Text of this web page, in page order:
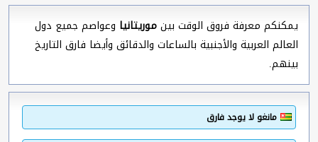
يمكنكم معرفة فروق الوقت بينموريتانيا وعواصم جميع دول
العالم العربية والأجنبية بالساعات والدقائق وأيضا فارق التاريخ
بينهم.
مانغو لا يوجد فارق